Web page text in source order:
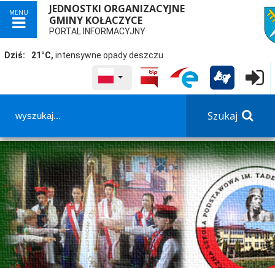
MENU
JEDNOSTKI ORGANIZACYJNE
GMINY KOŁACZYCE
PORTAL INFORMACYJNY
Dziś: 21°C, intensywne opady deszczu
WYBRANY JĘZYK POLSKA
Szukaj
Panel dostosowania ułatwień dostępu